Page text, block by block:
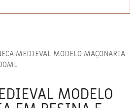
MEDIEVAL MODELO MAÇONARIA
MODELO